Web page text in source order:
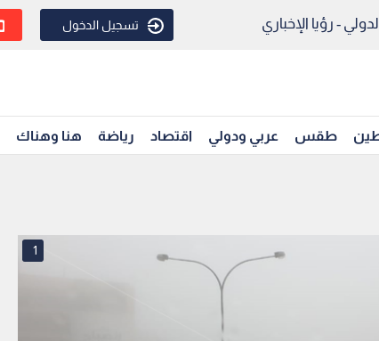
- رؤيا الإخباري تسجيل الدخول
طقس عربي ودولي اقتصاد رياضة هنا وهناك
1